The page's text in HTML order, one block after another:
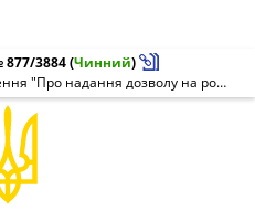
877/3884(Чинний)
Про відхилення проекту рішення "Про надання дозволу на розроблення проекту землеустрою щодо відведення земельної ділянки громадянину Мазурчуку Сергію Олександровичу на вул. Свято-Георгіївській у Голосіївському районі м. Києва для будівництва і обслуговування жилого будинку, господарських будівель і споруд"